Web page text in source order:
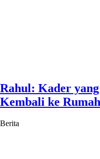
Rahul: Kader
Kembali ke
Berita